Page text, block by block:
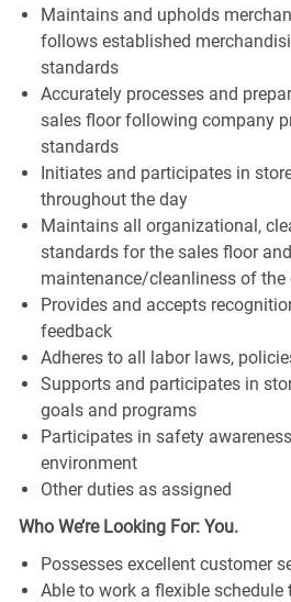
Maintains and upholds
follows established
standards
Accurately processes and
sales floor following company
standards
Initiates and participates in
throughout the day
Maintains all organizational,
standards for the sales floor
maintenance/cleanliness of the
Provides and accepts
feedback
Adheres to all labor laws,
Supports and participates in
goals and programs
Participates in safety
environment
Other duties as assigned
Who We’re Looking For: You.
Possesses excellent customer
Able to work a flexible